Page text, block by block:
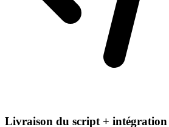
Livraison du script + intégration